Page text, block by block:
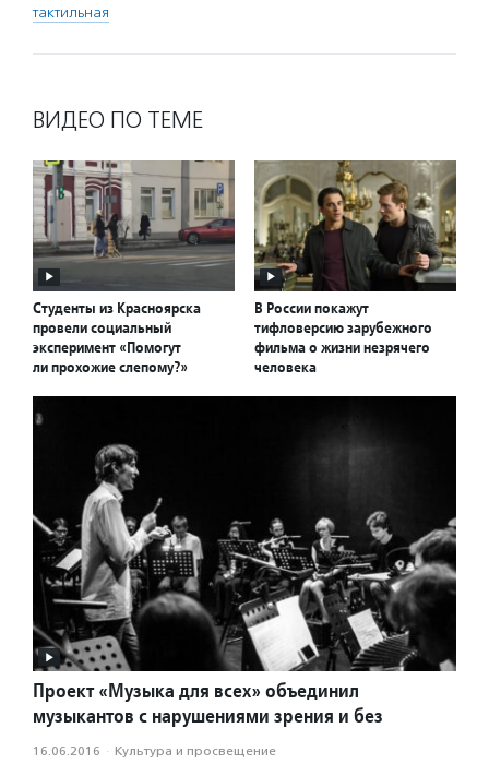
тактильная
ВИДЕО ПО ТЕМЕ
Студенты из Красноярска
провели социальный
эксперимент «Помогут
ли прохожие слепому?»
В России покажут
тифловерсию зарубежного
фильма о жизни незрячего
человека
Проект «Музыка для всех» объединил
музыкантов с нарушениями зрения и без
16.06.2016 · Культура и просвещение